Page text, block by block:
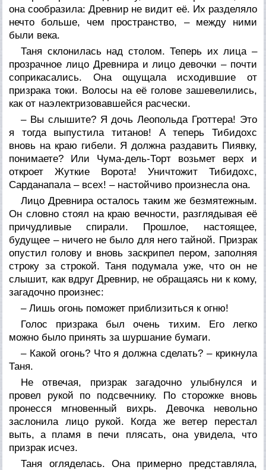
она сообразила: Древнир не видит её. Их разделяло
нечто больше, чем пространство, – между ними
были века.
Таня склонилась над столом. Теперь их лица –
прозрачное лицо Древнира и лицо девочки – почти
соприкасались. Она ощущала исходившие от
призрака токи. Волосы на её голове зашевелились,
как от наэлектризовавшейся расчески.
– Вы слышите? Я дочь Леопольда Гроттера! Это
я тогда выпустила титанов! А теперь Тибидохс
вновь на краю гибели. Я должна раздавить Пиявку,
понимаете? Или Чума-дель-Торт возьмет верх и
откроет Жуткие Ворота! Уничтожит Тибидохс,
Сарданапала – всех! – настойчиво произнесла она.
Лицо Древнира осталось таким же безмятежным.
Он словно стоял на краю вечности, разглядывая её
причудливые спирали. Прошлое, настоящее,
будущее – ничего не было для него тайной. Призрак
опустил голову и вновь заскрипел пером, заполняя
строку за строкой. Таня подумала уже, что он не
слышит, как вдруг Древнир, не обращаясь ни к кому,
загадочно произнес:
– Лишь огонь поможет приблизиться к огню!
Голос призрака был очень тихим. Его легко
можно было принять за шуршание бумаги.
– Какой огонь? Что я должна сделать? – крикнула
Таня.
Не отвечая, призрак загадочно улыбнулся и
провел рукой по подсвечнику. По сторожке вновь
пронесся мгновенный вихрь. Девочка невольно
заслонила лицо рукой. Когда же ветер перестал
выть, а пламя в печи плясать, она увидела, что
призрак исчез.
Таня огляделась. Она примерно представляла,